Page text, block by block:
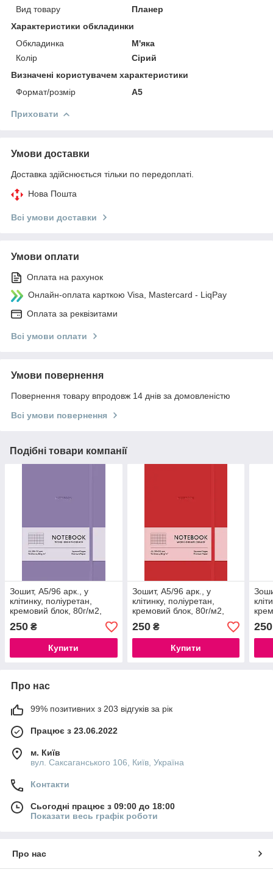
Вид товару
Планер
Характеристики обкладинки
Обкладинка
М'яка
Колір
Сірий
Визначені користувачем характеристики
Формат/розмір
A5
Приховати
Умови доставки
Доставка здійснюється тільки по передоплаті.
Нова Пошта
Всі умови доставки
Умови оплати
Оплата на рахунок
Онлайн-оплата карткою Visa, Mastercard - LiqPay
Оплата за реквізитами
Всі умови оплати
Умови повернення
Повернення товару впродовж 14 днів за домовленістю
Всі умови повернення
Подібні товари компанії
Зошит, А5/96 арк., у
клітинку, поліуретан,
кремовий блок, 80г/м2,
Violet
250 ₴
Купити
Зошит, А5/96 арк., у
клітинку, поліуретан,
кремовий блок, 80г/м2,
Red
250₴
Купити
250
Про нас
99% позитивних з 203 відгуків за рік
Працює з 23.06.2022
м. Київ
вул. Саксаганського 106, Київ, Україна
Контакти
Сьогодні працює з 09:00 до 18:00
Показати весь графік роботи
Про нас